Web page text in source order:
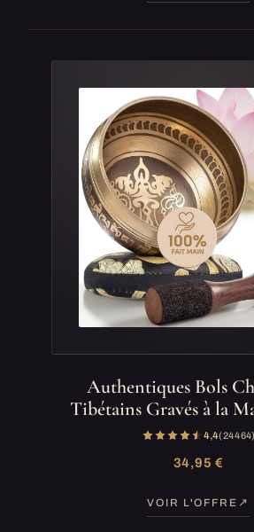
Authentiques Bols
Tibétains Gravés à la
4,4(24 464)
34,95 €
VOIR L'OFFRE